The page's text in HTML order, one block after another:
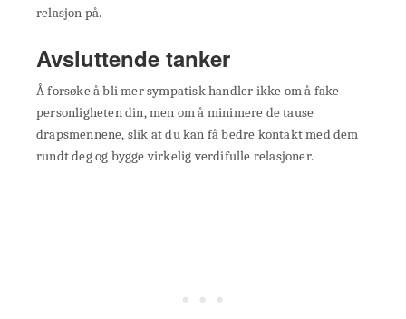
relasjon på.
Avsluttende tanker
Å forsøke å bli mer sympatisk handler ikke om å fake
personligheten din, men om å minimere de tause
drapsmennene, slik at du kan få bedre kontakt med dem
rundt deg og bygge virkelig verdifulle relasjoner.